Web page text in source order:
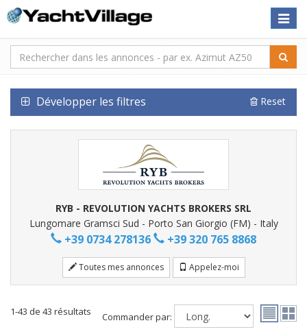
Toggle
Développer les filtres Reset
RYB - REVOLUTION YACHTS BROKERS SRL
Lungomare Gramsci Sud - Porto San Giorgio (FM) - Italy
+39 0734 278136 +39 320 765 8868
Toutes mes annonces Appelez-moi
1-43 de 43 résultats Commander par: